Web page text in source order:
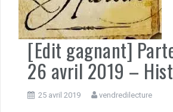
[Edit gagnant]
26 avril 2019 –
25 avril 2019 vendredilecture